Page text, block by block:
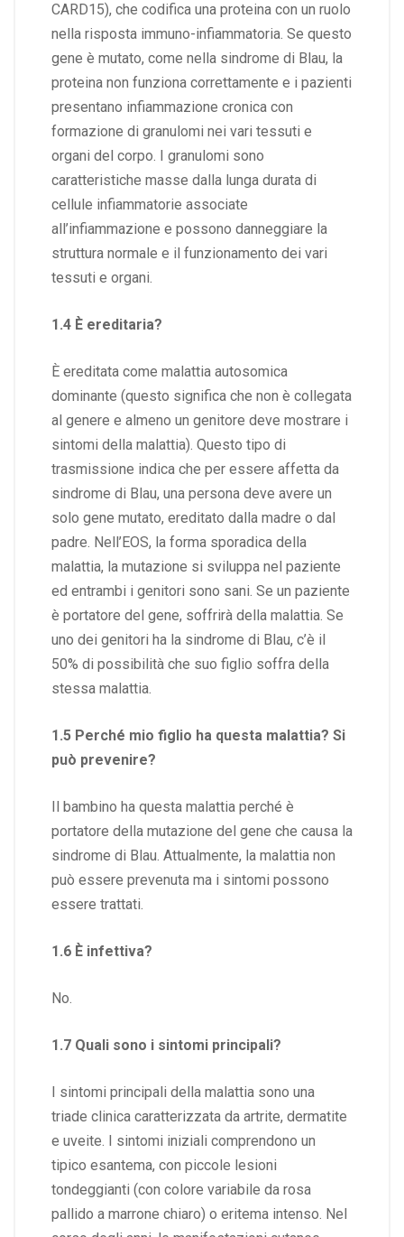
CARD15), che codifica una proteina con un ruolo
nella risposta immuno-infiammatoria. Se questo
gene è mutato, come nella sindrome di Blau, la
proteina non funziona correttamente e i pazienti
presentano infiammazione cronica con
formazione di granulomi nei vari tessuti e
organi del corpo. I granulomi sono
caratteristiche masse dalla lunga durata di
cellule infiammatorie associate
all’infiammazione e possono danneggiare la
struttura normale e il funzionamento dei vari
tessuti e organi.
1.4 È ereditaria?
È ereditata come malattia autosomica
dominante (questo significa che non è collegata
al genere e almeno un genitore deve mostrare i
sintomi della malattia). Questo tipo di
trasmissione indica che per essere affetta da
sindrome di Blau, una persona deve avere un
solo gene mutato, ereditato dalla madre o dal
padre. Nell’EOS, la forma sporadica della
malattia, la mutazione si sviluppa nel paziente
ed entrambi i genitori sono sani. Se un paziente
è portatore del gene, soffrirà della malattia. Se
uno dei genitori ha la sindrome di Blau, c’è il
50% di possibilità che suo figlio soffra della
stessa malattia.
1.5 Perché mio figlio ha questa malattia? Si
può prevenire?
Il bambino ha questa malattia perché è
portatore della mutazione del gene che causa la
sindrome di Blau. Attualmente, la malattia non
può essere prevenuta ma i sintomi possono
essere trattati.
1.6 È infettiva?
No.
1.7 Quali sono i sintomi principali?
I sintomi principali della malattia sono una
triade clinica caratterizzata da artrite, dermatite
e uveite. I sintomi iniziali comprendono un
tipico esantema, con piccole lesioni
tondeggianti (con colore variabile da rosa
pallido a marrone chiaro) o eritema intenso. Nel